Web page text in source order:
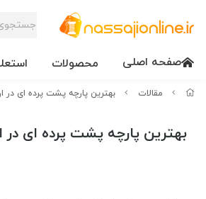
صفحه اصلی محصولات
مقالات بهترین پارچه پشت پرده ای در
بهترین پارچه پشت پرده ای در